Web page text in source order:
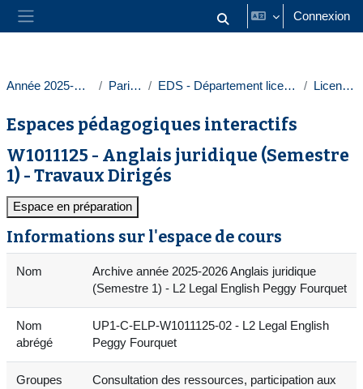
Passer au contenu principal
Panneau latéral Activer/désactiver la saisie
Connexion
Année 2025-2026 Paris 1 EDS - Département licences Licences
Espaces pédagogiques interactifs
W1011125 - Anglais juridique (Semestre
1) - Travaux Dirigés
Espace en préparation
Informations sur l'espace de cours
Nom
Archive année 2025-2026 Anglais juridique
(Semestre 1) - L2 Legal English Peggy Fourquet
Nom
abrégé
UP1-C-ELP-W1011125-02 - L2 Legal English
Peggy Fourquet
Groupes
Consultation des ressources, participation aux